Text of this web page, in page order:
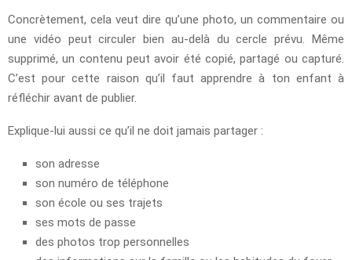
Concrètement, cela veut dire qu’une photo, un commentaire ou
une vidéo peut circuler bien au-delà du cercle prévu. Même
supprimé, un contenu peut avoir été copié, partagé ou capturé.
C’est pour cette raison qu’il faut apprendre à ton enfant à
réfléchir avant de publier.
Explique-lui aussi ce qu’il ne doit jamais partager :
son adresse
son numéro de téléphone
son école ou ses trajets
ses mots de passe
des photos trop personnelles